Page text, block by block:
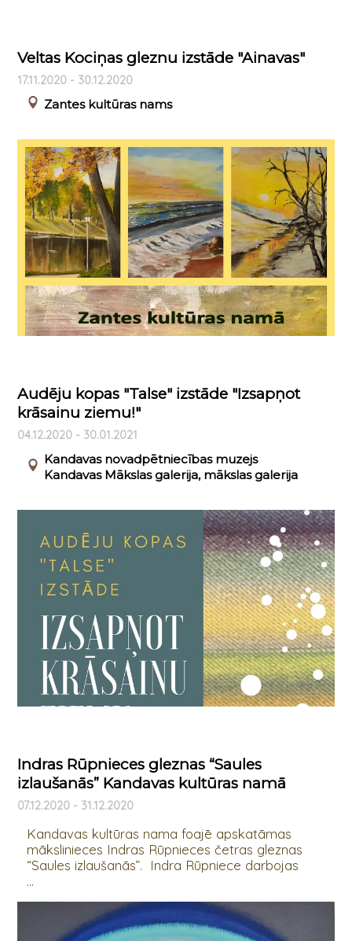
Veltas Kociņas gleznu izstāde "Ainavas"
17.11.2020 - 30.12.2020
Zantes kultūras nams
Audēju kopas "Talse" izstāde "Izsapņot
krāsainu ziemu!"
04.12.2020 - 30.01.2021
Kandavas novadpētniecības muzejs
Kandavas Mākslas galerija, mākslas galerija
Indras Rūpnieces gleznas “Saules
izlaušanās” Kandavas kultūras namā
07.12.2020 - 31.12.2020
Kandavas kultūras nama foajē apskatāmas
mākslinieces Indras Rūpnieces četras gleznas
“Saules izlaušanās”. Indra Rūpniece darbojas
...